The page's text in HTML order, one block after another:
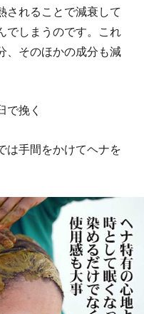
されることで減衰して
でしまうのです。これ
、そのほかの成分も減
で挽く
は手間をかけてヘナを